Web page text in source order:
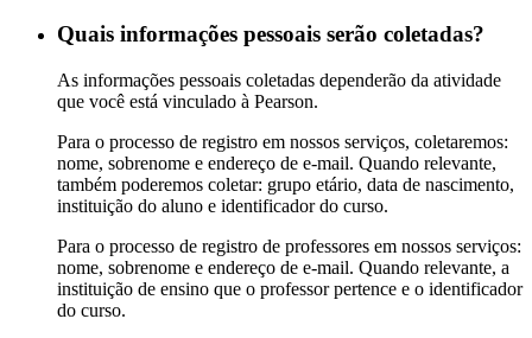
Quais informações pessoais serão coletadas?
As informações pessoais coletadas dependerão da atividade
que você está vinculado à Pearson.
Para o processo de registro em nossos serviços, coletaremos:
nome, sobrenome e endereço de e-mail. Quando relevante,
também poderemos coletar: grupo etário, data de nascimento,
instituição do aluno e identificador do curso.
Para o processo de registro de professores em nossos serviços:
nome, sobrenome e endereço de e-mail. Quando relevante, a
instituição de ensino que o professor pertence e o identificador
do curso.